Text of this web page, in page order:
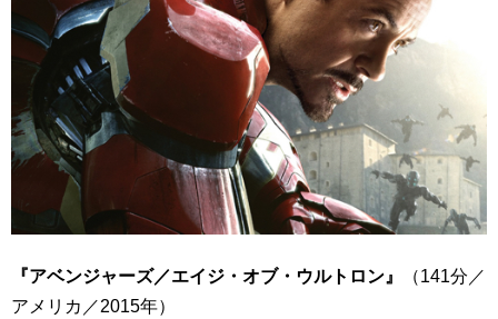
『アベンジャーズ／エイジ・オブ・ウルトロン』
（141分／
アメリカ／2015年）